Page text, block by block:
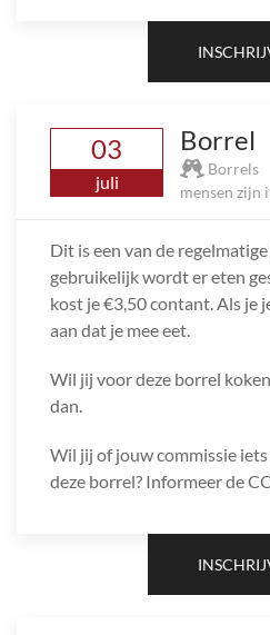
03
juli
Borrel
Borrels
mensen zijn
Dit is een van de
gebruikelijk wordt er eten
kost je €3,50 contant. Als je
aan dat je mee eet.
Wil jij voor deze borrel
dan.
Wil jij of jouw commissie
deze borrel? Informeer de